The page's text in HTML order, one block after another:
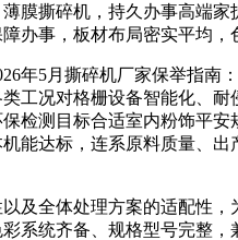
撕碎机，持久办事高端家
事，板材布局密实平均
5月撕碎机厂家保举指南
工况对格栅设备智能化、
测目标合适室内粉饰平
能达标，连系原料质量、
全体处理方案的适配性，
统齐备、规格型号完整，